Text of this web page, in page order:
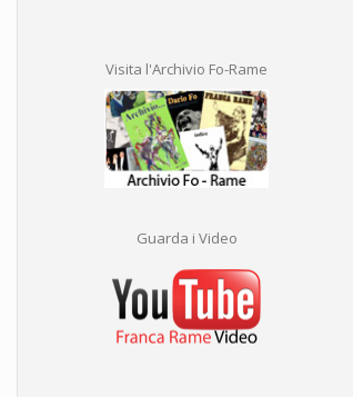
Visita l'Archivio Fo-Rame
Guarda i Video